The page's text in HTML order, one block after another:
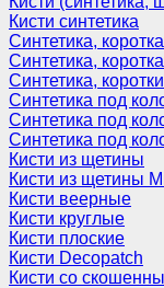
Кисти синтетика
Синтетика,
Синтетика,
Синтетика,
Синтетика под
Синтетика под
Синтетика под
Кисти из щетины
Кисти из щетины
Кисти веерные
Кисти круглые
Кисти плоские
Кисти Decopatch
Кисти со